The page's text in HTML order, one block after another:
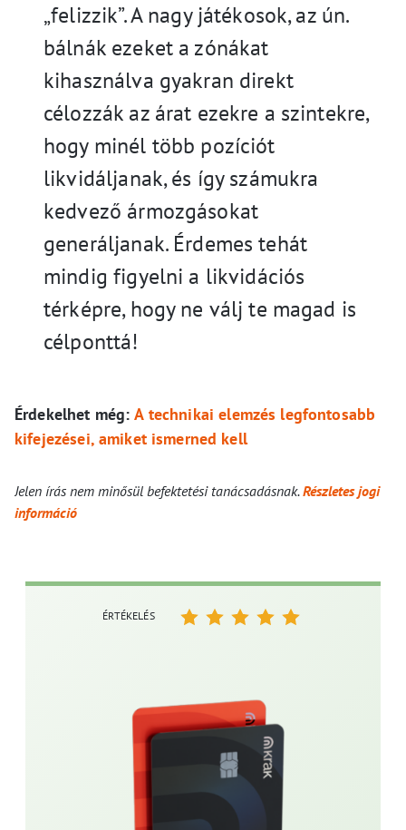
„felizzik”. A nagy játékosok, az ún.
bálnák ezeket a zónákat
kihasználva gyakran direkt
célozzák az árat ezekre a szintekre,
hogy minél több pozíciót
likvidáljanak, és így számukra
kedvező ármozgásokat
generáljanak. Érdemes tehát
mindig figyelni a likvidációs
térképre, hogy ne válj te magad is
célponttá!
Érdekelhet még: A technikai elemzés legfontosabb
kifejezései, amiket ismerned kell
Jelen írás nem minősül befektetési tanácsadásnak.Részletes jogi
információ
ÉRTÉKELÉS